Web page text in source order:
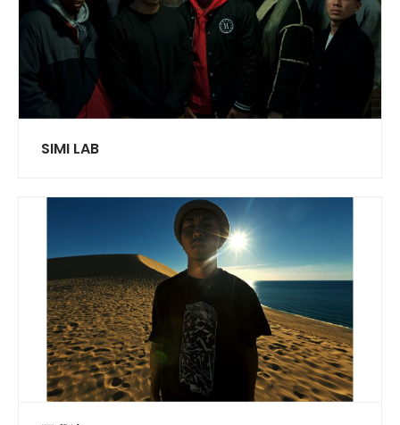
SIMI LAB